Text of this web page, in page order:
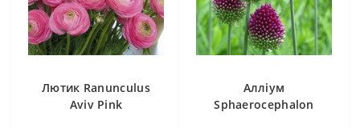
Лютик Ranunculus
Aviv Pink
Алліум
Sphaerocephalon